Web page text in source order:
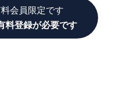
会員限定です
料登録が必要です